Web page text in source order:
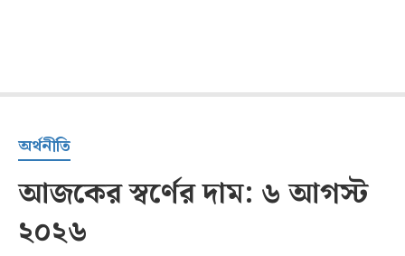
অর্থনীতি
আজকের স্বর্ণের দাম: ৬ আগস্ট
২০২৬